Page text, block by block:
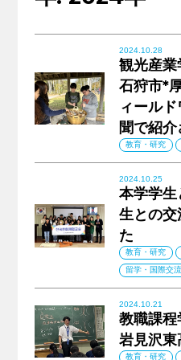
キャリア支援
サイトマッププライ
2024.10.28
観光産
石狩市*
ィール
聞で紹
教育・研究
2024.10.25
本学学生
生との交
た
教育・研究
留学・国際交流
2024.10.21
教職課程
岩見沢東
教育・研究